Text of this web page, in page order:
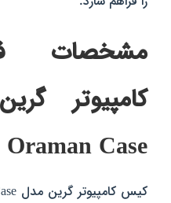
مشخصات
Oraman Case